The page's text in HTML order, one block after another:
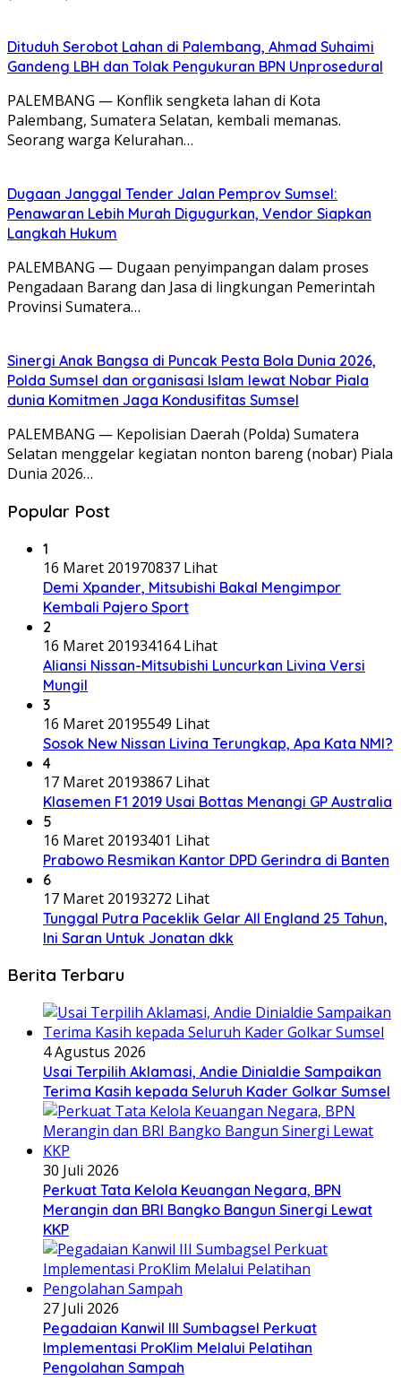
Dituduh Serobot Lahan di Palembang, Ahmad Suhaimi
Gandeng LBH dan Tolak Pengukuran BPN Unprosedural
PALEMBANG — Konflik sengketa lahan di Kota
Palembang, Sumatera Selatan, kembali memanas.
Seorang warga Kelurahan…
Dugaan Janggal Tender Jalan Pemprov Sumsel:
Penawaran Lebih Murah Digugurkan, Vendor Siapkan
Langkah Hukum
PALEMBANG — Dugaan penyimpangan dalam proses
Pengadaan Barang dan Jasa di lingkungan Pemerintah
Provinsi Sumatera…
Sinergi Anak Bangsa di Puncak Pesta Bola Dunia 2026,
Polda Sumsel dan organisasi Islam lewat Nobar Piala
dunia Komitmen Jaga Kondusifitas Sumsel
PALEMBANG — Kepolisian Daerah (Polda) Sumatera
Selatan menggelar kegiatan nonton bareng (nobar) Piala
Dunia 2026…
Popular Post
1
16 Maret 201970837 Lihat
Demi Xpander, Mitsubishi Bakal Mengimpor
Kembali Pajero Sport
2
16 Maret 201934164 Lihat
Aliansi Nissan-Mitsubishi Luncurkan Livina Versi
Mungil
3
16 Maret 20195549 Lihat
Sosok New Nissan Livina Terungkap, Apa Kata NMI?
4
17 Maret 20193867 Lihat
Klasemen F1 2019 Usai Bottas Menangi GP Australia
5
16 Maret 20193401 Lihat
Prabowo Resmikan Kantor DPD Gerindra di Banten
6
17 Maret 20193272 Lihat
Tunggal Putra Paceklik Gelar All England 25 Tahun,
Ini Saran Untuk Jonatan dkk
Berita Terbaru
4 Agustus 2026
Usai Terpilih Aklamasi, Andie Dinialdie Sampaikan
Terima Kasih kepada Seluruh Kader Golkar Sumsel
30 Juli 2026
Perkuat Tata Kelola Keuangan Negara, BPN
Merangin dan BRI Bangko Bangun Sinergi Lewat
KKP
27 Juli 2026
Pegadaian Kanwil III Sumbagsel Perkuat
Implementasi ProKlim Melalui Pelatihan
Pengolahan Sampah